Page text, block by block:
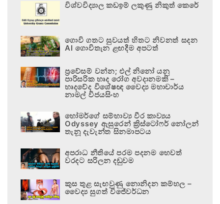
විශ්වවිද්‍යාල කඩඉම් ලකුණු නිකුත් කෙරේ
ගොවි ගතට සුවයත් හිතට නිවනත් සදන
AI ගොවිතැන ළඟදීම අපටත්
ප්‍රවේසම් වන්න; එල් නිනෝ යනු
පාරිසරික හෘද රෝග අවදානමකි –
හෘදවේද විශේෂඥ වෛද්‍ය මහාචාර්ය
නාමල් විජයසිංහ
හෝමර්ගේ සම්භාව්‍ය වීර කාව්‍යය
Odyssey ඇසුරෙන් ක්‍රිස්ටෝෆර් නෝලන්
තැනූ දැවැන්ත සිනමාපටය
අපරාධ නීතියේ පරම පදනම හෙවත්
වරදට සරිලන දඬුවම
කුස තුළ සැඟවුණු නොනිදන කම්හල –
වෛද්‍ය සුගත් විජේවර්ධන